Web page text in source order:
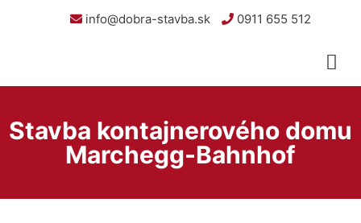
info@dobra-stavba.sk 0911 655 512
Stavba kontajnerového domu
Marchegg-Bahnhof